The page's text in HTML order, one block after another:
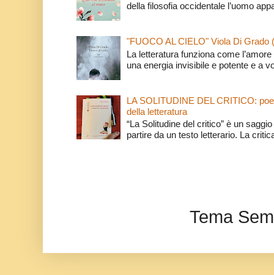
della filosofia occidentale l’uomo
"FUOCO AL CIELO" Viola Di Grado
La letteratura funziona come
una energia invisibile e potente e a
LA SOLITUDINE DEL CRITICO:
della letteratura
“La Solitudine del critico” è un
partire da un testo letterario. La
Tema